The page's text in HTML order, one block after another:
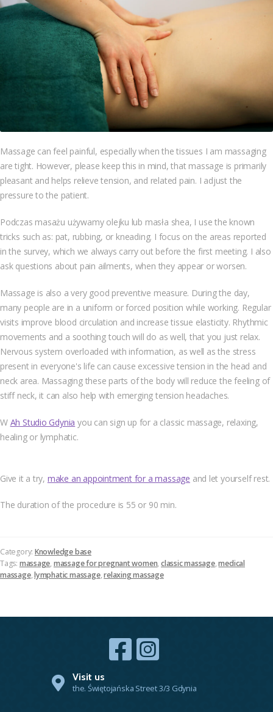
Massage can feel painful, especially when the tissues I am massaging
are tight. However, please keep this in mind, that massage is primarily
pleasant and helps relieve tension, and related pain. I adjust the
pressure to the patient.
Podczas masażu używamy olejku lub masła shea, I use the known
tricks such as: pat, rubbing, or kneading. I focus on the areas reported
in the survey, which we always carry out before the first meeting. I also
ask questions about pain ailments, when they appear or worsen.
Massage is also a very good preventive measure. During the day,
many people are in a uniform or forced position while working. Regular
visits improve blood circulation and increase tissue elasticity. Rhythmic
movements and a soothing touch will do as well, that you just relax.
Nervous system overloaded with information, as well as the stress
present in everyone's life can cause excessive tension in the head and
neck area. Massaging these parts of the body will reduce the feeling of
stiff neck, it can also help with emerging tension headaches.
W Ah Studio Gdynia you can sign up for a classic massage, relaxing,
healing or lymphatic.
Give it a try, make an appointment for a massage and let yourself rest.
The duration of the procedure is 55 or 90 min.
Category: Knowledge base
Tags: massage, massage for pregnant women,classic massage,medical
massage,lymphatic massage,relaxing massage
Visit us
the. Świętojańska Street 3/3 Gdynia